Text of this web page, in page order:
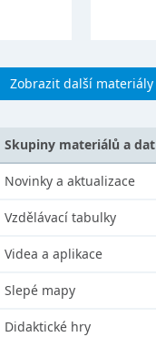
Zobrazit další materiály
Skupiny materiálů a dat
Novinky a aktualizace
Vzdělávací tabulky
Videa a aplikace
Slepé mapy
Didaktické hry